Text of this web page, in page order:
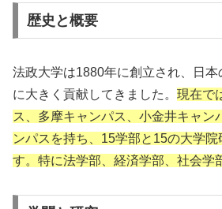
歴史と概要
法政大学は1880年に創立され、日
に大きく貢献してきました。 現在で
ス、多摩キャンパス、小金井キャン
ンパスを持ち、15学部と15の大学院
す。特に法学部、経済学部、社会学